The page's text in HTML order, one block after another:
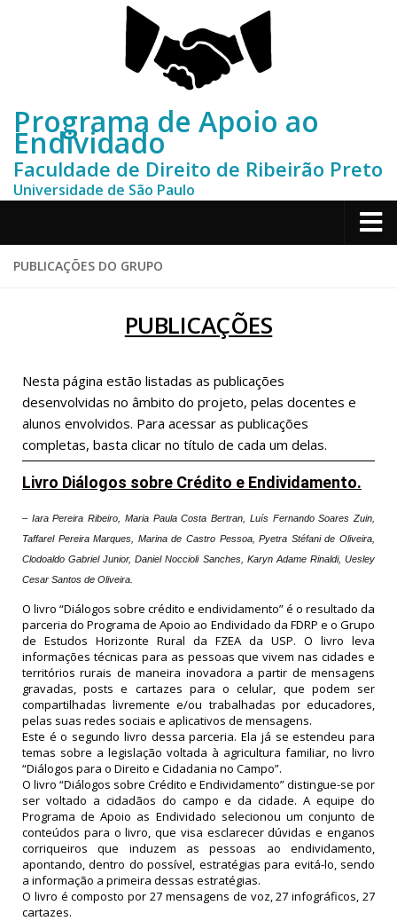
Programa de Apoio ao
Endividado
Faculdade de Direito de Ribeirão Preto
Universidade de São Paulo
Home
Publicações
Especial Covid-19
Eventos
Links úteis
Sociedades de Consumo
Agricultura Familiar
PUBLICAÇÕES DO GRUPO
PUBLICAÇÕES
Nesta página estão listadas as publicações
desenvolvidas no âmbito do projeto, pelas docentes e
alunos envolvidos. Para acessar as publicações
completas, basta clicar no título de cada um delas.
Livro Diálogos sobre Crédito e Endividamento.
– Iara Pereira Ribeiro, Maria Paula Costa Bertran, Luís Fernando Soares Zuin,
Taffarel Pereira Marques, Marina de Castro Pessoa, Pyetra Stéfani de Oliveira,
Clodoaldo Gabriel Junior, Daniel Noccioli Sanches, Karyn Adame Rinaldi, Uesley
Cesar Santos de Oliveira.
O livro “Diálogos sobre crédito e endividamento” é o resultado da
parceria do Programa de Apoio ao Endividado da FDRP e o Grupo
de Estudos Horizonte Rural da FZEA da USP. O livro leva
informações técnicas para as pessoas que vivem nas cidades e
territórios rurais de maneira inovadora a partir de mensagens
gravadas, posts e cartazes para o celular, que podem ser
compartilhadas livremente e/ou trabalhadas por educadores,
pelas suas redes sociais e aplicativos de mensagens.
Este é o segundo livro dessa parceria. Ela já se estendeu para
temas sobre a legislação voltada à agricultura familiar, no livro
“Diálogos para o Direito e Cidadania no Campo”.
O livro “Diálogos sobre Crédito e Endividamento” distingue-se por
ser voltado a cidadãos do campo e da cidade. A equipe do
Programa de Apoio as Endividado selecionou um conjunto de
conteúdos para o livro, que visa esclarecer dúvidas e enganos
corriqueiros que induzem as pessoas ao endividamento,
apontando, dentro do possível, estratégias para evitá-lo, sendo
a informação a primeira dessas estratégias.
O livro é composto por 27 mensagens de voz, 27 infográficos, 27
cartazes.